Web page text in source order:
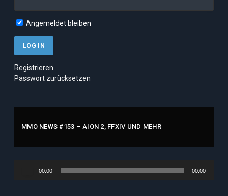
Angemeldet bleiben
Registrieren
Passwort zurücksetzen
MMO NEWS #153 – AION 2, FFXIV UND MEHR
00:00 00:00